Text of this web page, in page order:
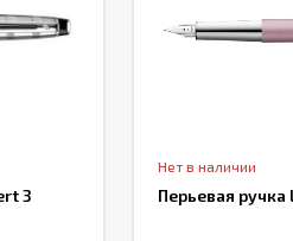
3
Нет в наличии
Перьевая